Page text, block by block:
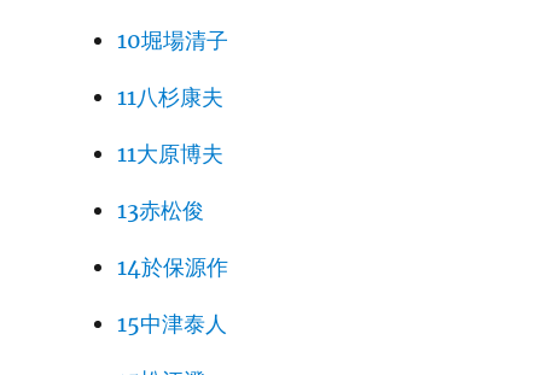
10堀場清子
11八杉康夫
11大原博夫
13赤松俊
14於保源作
15中津泰人